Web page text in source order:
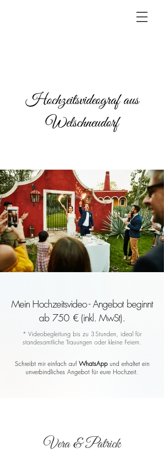
Hochzeitsvideograf aus
Welschneudorf
Mein Hochzeitsvideo - Angebot beginnt
ab 750 € (inkl. MwSt).
* Videobegleitung bis zu 3 Stunden, ideal für
standesamtliche Trauungen oder kleine Feiern.
Schreibt mir einfach auf WhatsAppund erhaltet ein
unverbindliches Angebot für eure Hochzeit.
Vera & Patrick